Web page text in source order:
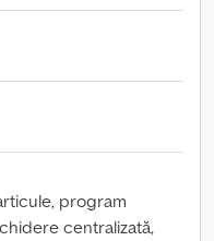
program
centralizată,